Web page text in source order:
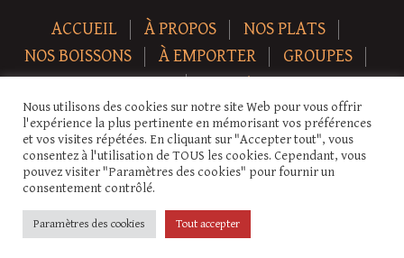
ACCUEIL À PROPOS
NOS PLATS
NOS BOISSONS
À EMPORTER
GROUPES
NEWS
CONTACT
Copyright © 2026 Auberge-ecurie. Tous droits réservés.
Nous utilisons des cookies sur notre site Web pour vous offrir
l'expérience la plus pertinente en mémorisant vos préférences
et vos visites répétées. En cliquant sur "Accepter tout", vous
consentez à l'utilisation de TOUS les cookies. Cependant, vous
pouvez visiter "Paramètres des cookies" pour fournir un
consentement contrôlé.
Paramètres des cookies Tout accepter